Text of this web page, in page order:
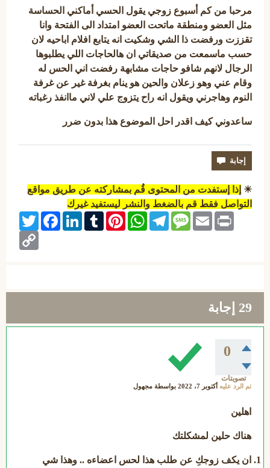
مرحبا من كم أسبوع زوجي يقول الحسي أماكني الحساسة
مثل العضو ومنطقة ماتحت العضو امتداد الى الفتحة وانا
تقززت ورفضت ذا الشي وشكيت انه يتابع افلام اباحيه لان
حسب ماسمعت من صديقاتي ان هالحاجات اللي يطلبوها
الرجال لانهم شافو حاجات مشابهة رفضت اني الحس له
وقام عني وهو زعلان والحين هو ينام بغرفة غير عن غرفة
النوم وهاجرني ويقول انه راح يتزوج علي لاني ماانفذ رغباته
ساعدوني كيف اقدر احل الموضوع هذا بدون ضرر
☀ إذا إستفدت من المحتوى قُم بمشاركته عن طريق مواقع
التواصل فقط قم بالضغط والنشر ليستفيد غيرك
Twitter
FacebookLinkedInTumblrPinterest
WhatsAppTelegramMessageEmail Print
Copy
Link
29 إجابة
0
تصويتات
تم الرد عليه أكتوبر 7، 2022 بواسطة مجهول
اهلين
هناك حلين لمشكلتك
ان يكف زوجكِ عن طلب هذا لحس اعضاءه .. وهذا شي